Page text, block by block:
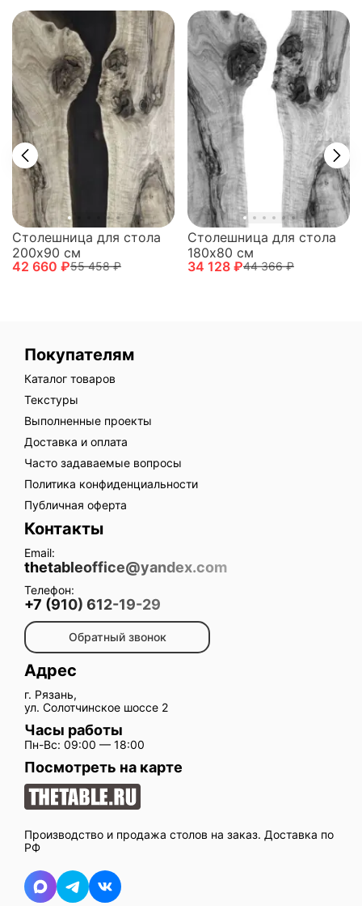
Столешница для стола
200х90 см
42 660 ₽55 458 ₽
Столешница для стола
180х80 см
34 128 ₽44 366 ₽
Производство и продажа столов на заказ. Доставка по
РФ
Покупателям
Каталог товаров
Текстуры
Выполненные проекты
Доставка и оплата
Часто задаваемые вопросы
Политика конфиденциальности
Публичная оферта
Контакты
Email:
thetableoffice@yandex.com
Телефон:
+7 (910) 612-19-29
Обратный звонок
Адрес
г. Рязань,
ул. Солотчинское шоссе 2
Часы работы
Пн-Вс: 09:00 — 18:00
Посмотреть на карте